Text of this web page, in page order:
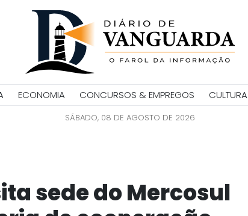
ECONOMIA CONCURSOS & EMPREGOS CULTURA
SÁBADO, 08 DE AGOSTO DE 2026
sede do Mercosul